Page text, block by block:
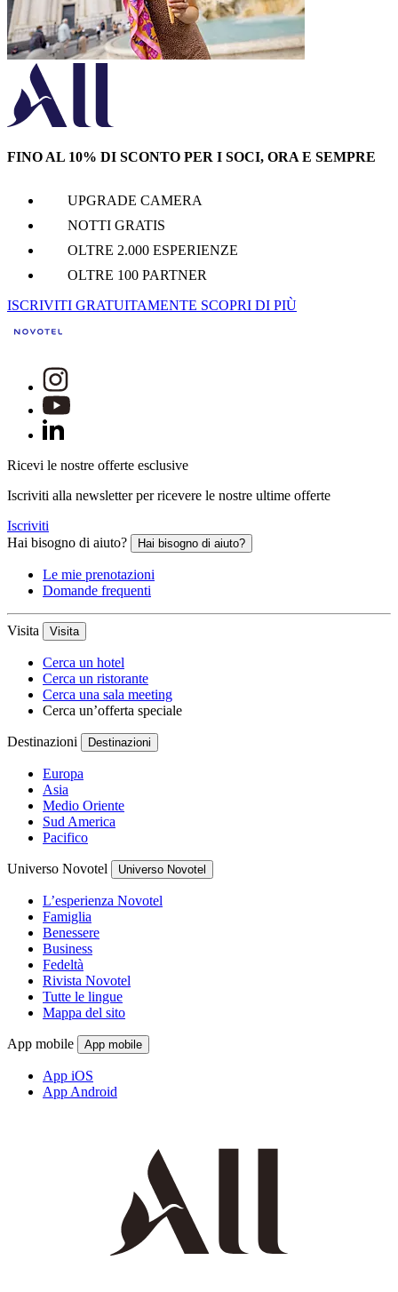
FINO AL 10% DI SCONTO PER I SOCI, ORA E SEMPRE
UPGRADE CAMERA
NOTTI GRATIS
OLTRE 2.000 ESPERIENZE
OLTRE 100 PARTNER
ISCRIVITI GRATUITAMENTE SCOPRI DI PIÙ
Ricevi le nostre offerte esclusive
Iscriviti alla newsletter per ricevere le nostre ultime offerte
Iscriviti
Hai bisogno di aiuto?
Hai bisogno di aiuto?
Le mie prenotazioni
Domande frequenti
Visita Visita
Cerca un hotel
Cerca un ristorante
Cerca una sala meeting
Cerca un’offerta speciale
Destinazioni Destinazioni
Europa
Asia
Medio Oriente
Sud America
Pacifico
Universo Novotel Universo Novotel
L’esperienza Novotel
Famiglia
Benessere
Business
Fedeltà
Rivista Novotel
Tutte le lingue
Mappa del sito
App mobile App mobile
App iOS
App Android